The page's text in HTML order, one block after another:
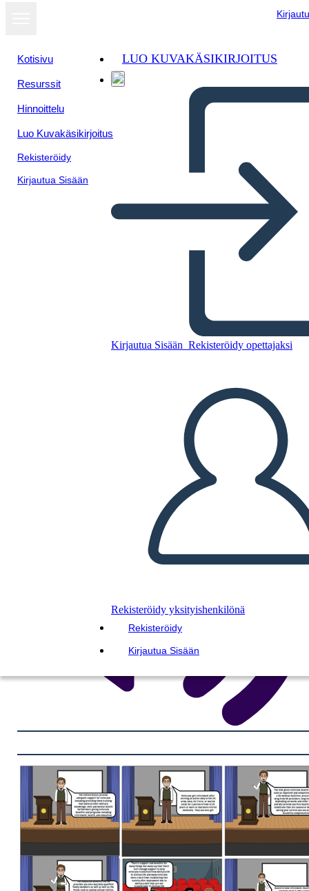
Kotisivu
Resurssit
Hinnoittelu
Luo Kuvakäsikirjoitus
Rekisteröidy
Kirjautua Sisään
LUO KUVAKÄSIKIRJOITUS
Kirjautua Sisään Rekisteröidy opettajaksi
Rekisteröidy yksityishenkilönä
Rekisteröidy
Kirjautua Sisään
Untitled Storyboard
LUO KUVAKÄSIKIRJOITUS
TOISTA DIAESITYS
LUE MINULLE
Näytä
diaesityksenä